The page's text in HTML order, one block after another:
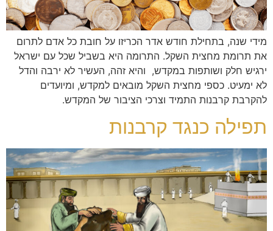
מידי שנה, בתחילת חודש אדר הכריזו על חובת כל אדם לתרום
את תרומת מחצית השקל. התרומה היא בשביל שכל עם ישראל
ירגיש חלק ושותפות במקדש, והיא זהה, העשיר לא ירבה והדל
לא ימעיט. כספי מחצית השקל מובאים למקדש, ומיועדים
להקרבת קרבנות התמיד וצרכי הציבור של המקדש.
תפילה כנגד קרבנות